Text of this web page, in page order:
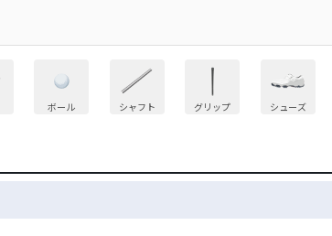
ボール シャフト グリップ シューズ